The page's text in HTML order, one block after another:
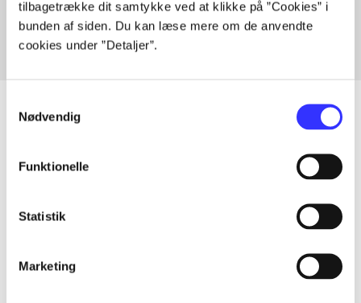
tilbagetrække dit samtykke ved at klikke på ”Cookies” i
bunden af siden. Du kan læse mere om de anvendte
cookies under ”Detaljer”.
Nødvendig
Funktionelle
Statistik
Marketing
Artikler